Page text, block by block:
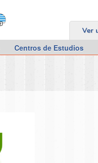
Ver
Centros de Estudios